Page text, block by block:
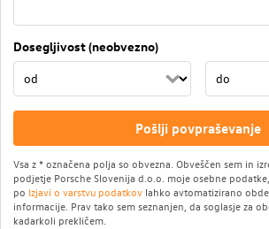
Dosegljivost (neobvezno)
Pošlji povpraševanje
Vsa z * označena polja so obvezna. Obveščen sem in
podjetje Porsche Slovenija d.o.o. moje osebne
po Izjavi o varstvu podatkov lahko avtomatizirano
informacije. Prav tako sem seznanjen, da soglasje za
kadarkoli prekličem.